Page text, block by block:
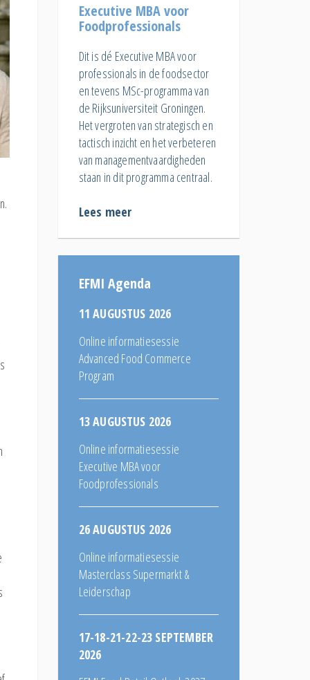
Executive MBA voor
Foodprofessionals
Dit is dé Executive MBA voor
professionals in de foodsector
en tevens MSc-programma van
de Rijksuniversiteit Groningen.
Het vergroten van strategisch en
tactisch inzicht en het verbeteren
van managementvaardigheden
staan in dit programma centraal.
Lees meer
EFMI Agenda
11 AUGUSTUS 2026
Online informatiesessie
Advanced Food Commerce
Program
13 AUGUSTUS 2026
Online informatiesessie
Executive MBA voor
Foodprofessionals
26 AUGUSTUS 2026
Online informatiesessie
Masterclass Supermarkt &
Leiderschap
17-18-21-22-23 SEPTEMBER
2026